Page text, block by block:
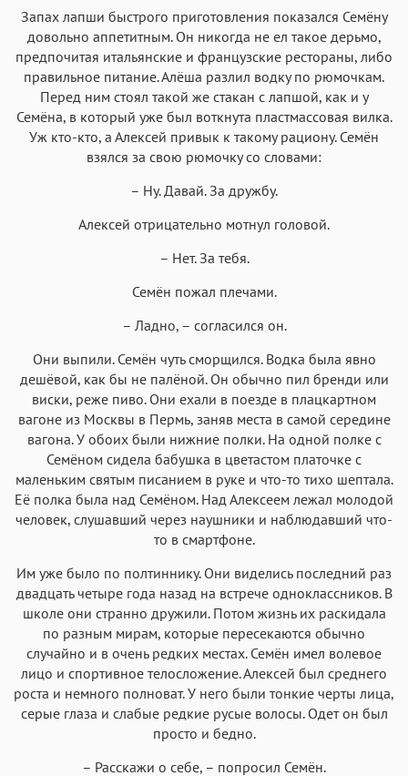
Аа
Roboto
Аа Аа Аа
Аа Аа Аа Аа
Аа Аа
Courier New
Аа
Menlo
Запах лапши быстрого приготовления показался Семёну
довольно аппетитным. Он никогда не ел такое дерьмо,
предпочитая итальянские и французские рестораны, либо
правильное питание. Алёша разлил водку по рюмочкам.
Перед ним стоял такой же стакан с лапшой, как и у
Семёна, в который уже был воткнута пластмассовая вилка.
Уж кто-кто, а Алексей привык к такому рациону. Семён
взялся за свою рюмочку со словами:
– Ну. Давай. За дружбу.
Алексей отрицательно мотнул головой.
– Нет. За тебя.
Семён пожал плечами.
– Ладно, – согласился он.
Они выпили. Семён чуть сморщился. Водка была явно
дешёвой, как бы не палёной. Он обычно пил бренди или
виски, реже пиво. Они ехали в поезде в плацкартном
вагоне из Москвы в Пермь, заняв места в самой середине
вагона. У обоих были нижние полки. На одной полке с
Семёном сидела бабушка в цветастом платочке с
маленьким святым писанием в руке и что-то тихо шептала.
Её полка была над Семёном. Над Алексеем лежал молодой
человек, слушавший через наушники и наблюдавший что-
то в смартфоне.
Им уже было по полтиннику. Они виделись последний раз
двадцать четыре года назад на встрече одноклассников. В
школе они странно дружили. Потом жизнь их раскидала
по разным мирам, которые пересекаются обычно
случайно и в очень редких местах. Семён имел волевое
лицо и спортивное телосложение. Алексей был среднего
роста и немного полноват. У него были тонкие черты лица,
серые глаза и слабые редкие русые волосы. Одет он был
просто и бедно.
– Расскажи о себе, – попросил Семён.